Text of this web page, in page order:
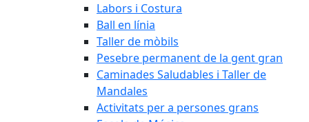
Labors i Costura
Ball en línia
Taller de mòbils
Pesebre permanent de la gent gran
Caminades Saludables i Taller de
Mandales
Activitats per a persones grans